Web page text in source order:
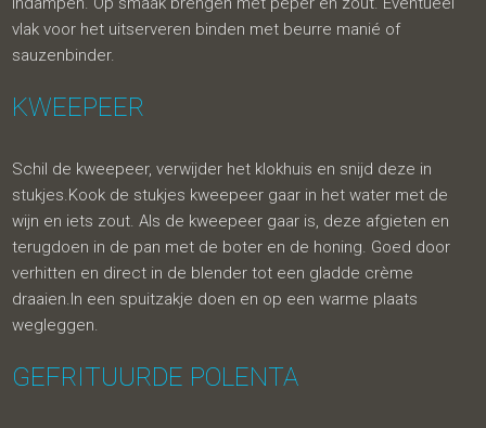
vlak voor het uitserveren binden met beurre manié of
sauzenbinder.
KWEEPEER
Schil de kweepeer, verwijder het klokhuis en snijd deze in
stukjes.Kook de stukjes kweepeer gaar in het water met de
wijn en iets zout. Als de kweepeer gaar is, deze afgieten en
terugdoen in de pan met de boter en de honing. Goed door
verhitten en direct in de blender tot een gladde crème
draaien.In een spuitzakje doen en op een warme plaats
wegleggen.
GEFRITUURDE POLENTA